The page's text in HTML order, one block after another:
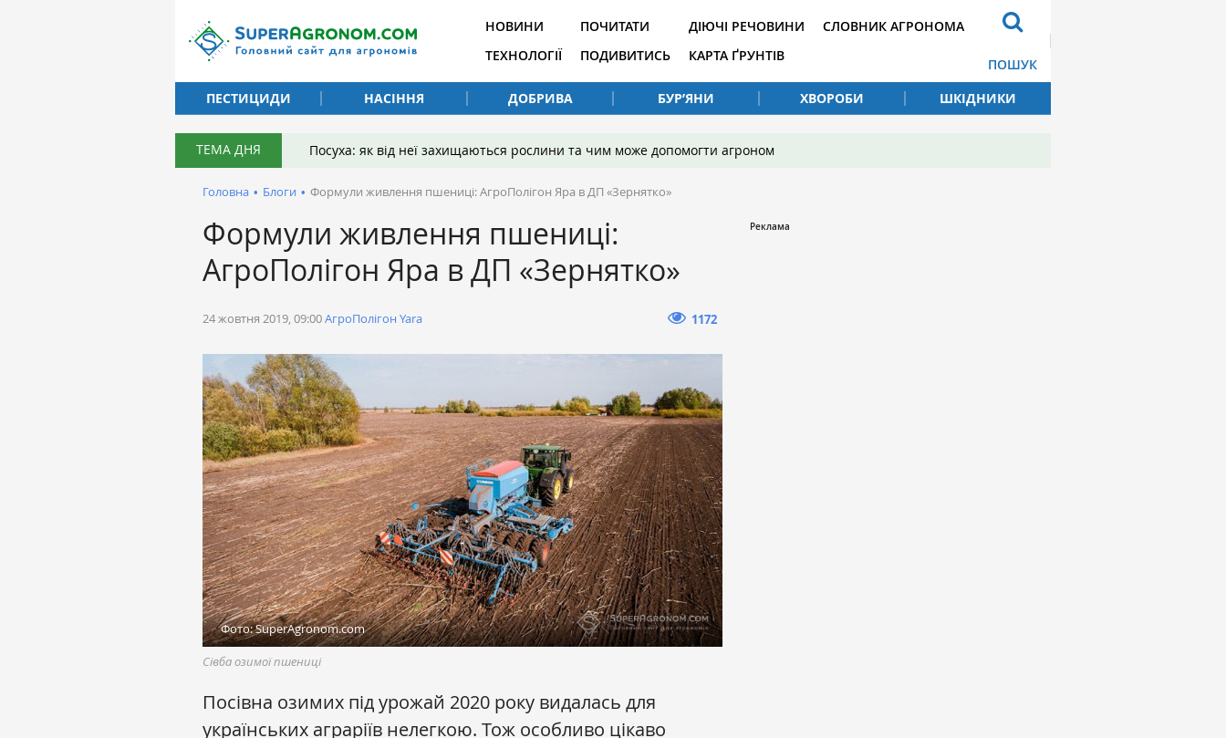
НОВИНИ
ТЕХНОЛОГІЇ
ПОЧИТАТИ
ПОДИВИТИСЬ
ДІЮЧІ РЕЧОВИНИ
КАРТА ҐРУНТІВ
СЛОВНИК АГРОНОМА
ПОШУК
ПЕСТИЦИДИ
НАСІННЯ ДОБРИВА БУР’ЯНИ ХВОРОБИ ШКІДНИКИ
ТЕМА ДНЯ Посуха: як від неї захищаються рослини та чим може допомогти агроном
Головна • Блоги • Формули живлення пшениці: АгроПолігон Яра в ДП «Зернятко»
Формули живлення пшениці:
АгроПолігон Яра в ДП «Зернятко»
24 жовтня 2019, 09:00АгроПолігон Yara 1172
Фото: SuperAgronom.com
Сівба озимої пшениці
Посівна озимих під урожай 2020 року видалась для
українських аграріїв нелегкою. Тож особливо цікаво